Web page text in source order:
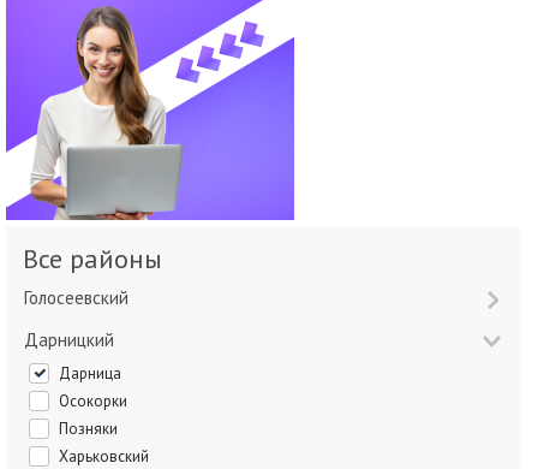
Все районы
Голосеевский
Дарницкий
Дарница
Осокорки
Позняки
Харьковский